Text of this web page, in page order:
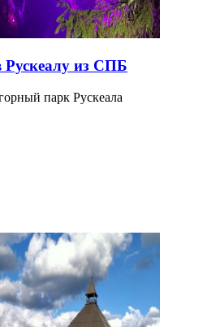
Рускеалу из СПБ
парк Рускеала